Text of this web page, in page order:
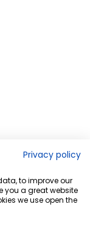
Privacy policy
to improve our
you a great website
we use open the